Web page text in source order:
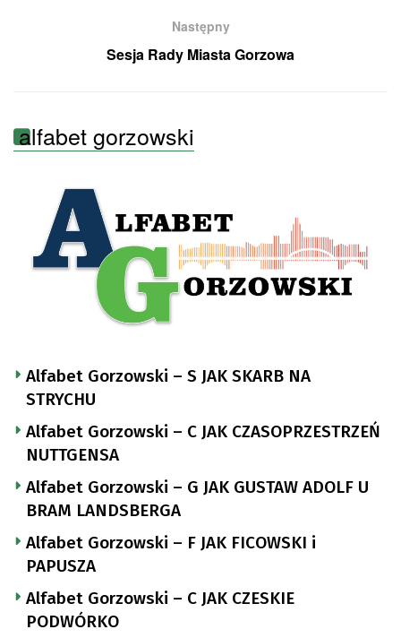
Następny
Sesja Rady Miasta Gorzowa
alfabet gorzowski
Alfabet Gorzowski – S JAK SKARB NA
STRYCHU
Alfabet Gorzowski – C JAK CZASOPRZESTRZEŃ
NUTTGENSA
Alfabet Gorzowski – G JAK GUSTAW ADOLF U
BRAM LANDSBERGA
Alfabet Gorzowski – F JAK FICOWSKI i
PAPUSZA
Alfabet Gorzowski – C JAK CZESKIE
PODWÓRKO